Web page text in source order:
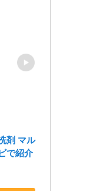
剤 マル
で紹介